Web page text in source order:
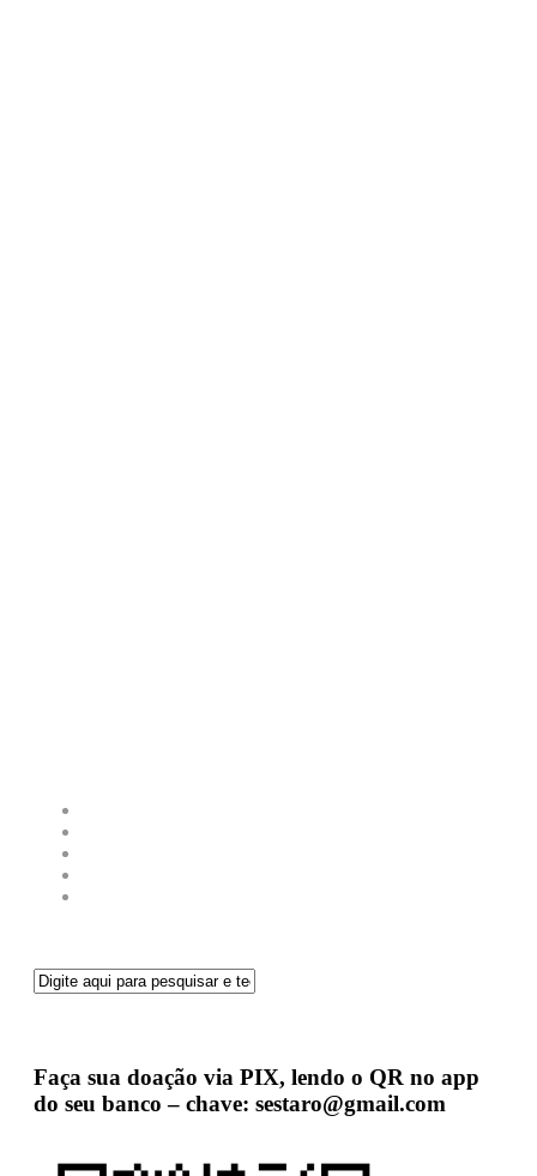
Faça sua doação via PIX, lendo o QR no app
do seu banco – chave: sestaro@gmail.com